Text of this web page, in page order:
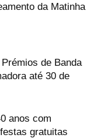
da Matinha
de Banda
até 30 de
anos com
gratuitas